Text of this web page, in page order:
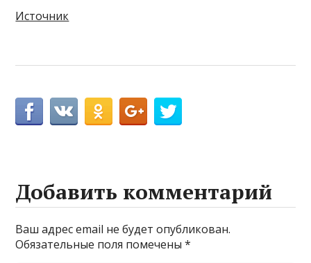
Источник
Добавить комментарий
Ваш адрес email не будет опубликован.
Обязательные поля помечены*